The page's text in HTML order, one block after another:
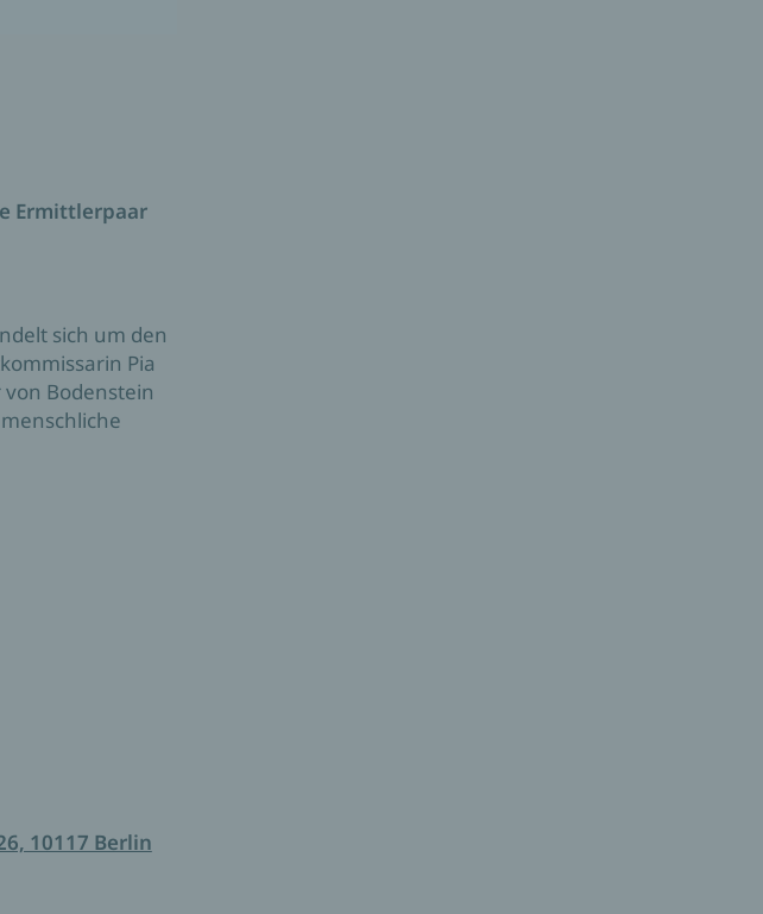
Ermittlerpaar
sich um den
Pia
Bodenstein
seine Frau Rita
im Mai.
Fans! ***
10117 Berlin